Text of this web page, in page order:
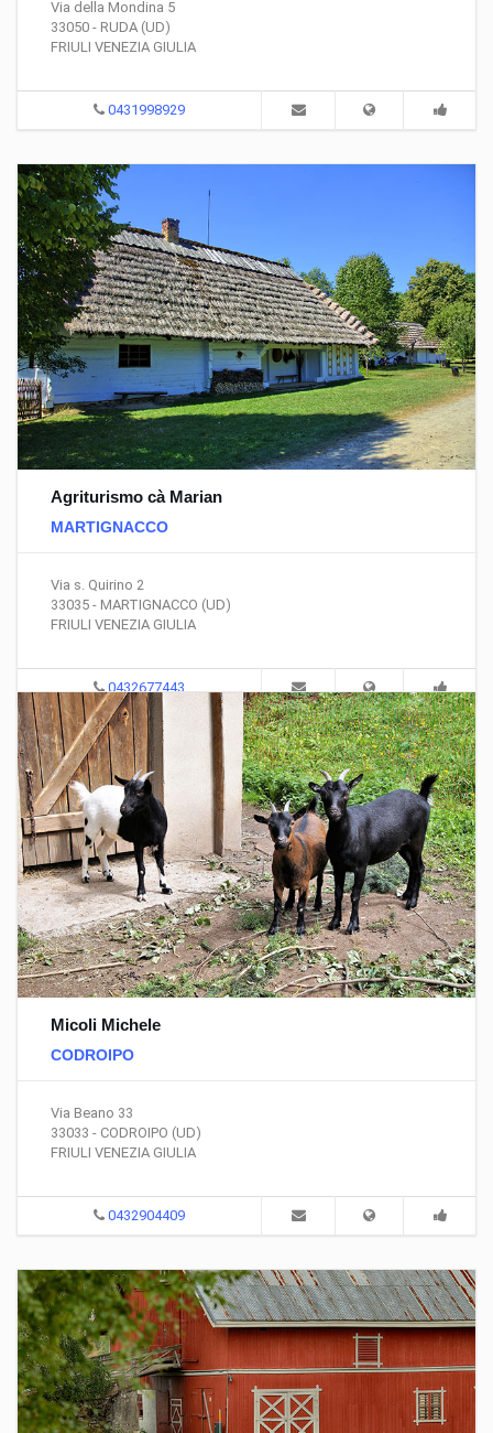
Via della Mondina 5
33050 - RUDA (UD)
FRIULI VENEZIA GIULIA
0431998929
Agriturismo cà Marian
MARTIGNACCO
Via s. Quirino 2
33035 - MARTIGNACCO (UD)
FRIULI VENEZIA GIULIA
0432677443
Micoli Michele
CODROIPO
Via Beano 33
33033 - CODROIPO (UD)
FRIULI VENEZIA GIULIA
0432904409